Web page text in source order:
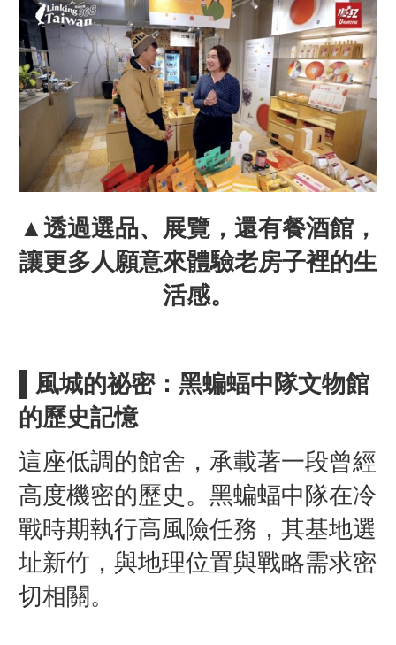
▲透過選品、展覽，還有餐酒館，
讓更多人願意來體驗老房子裡的生
活感。
▌風城的祕密：黑蝙蝠中隊文物館
的歷史記憶
這座低調的館舍，承載著一段曾經
高度機密的歷史。黑蝙蝠中隊在冷
戰時期執行高風險任務，其基地選
址新竹，與地理位置與戰略需求密
切相關。